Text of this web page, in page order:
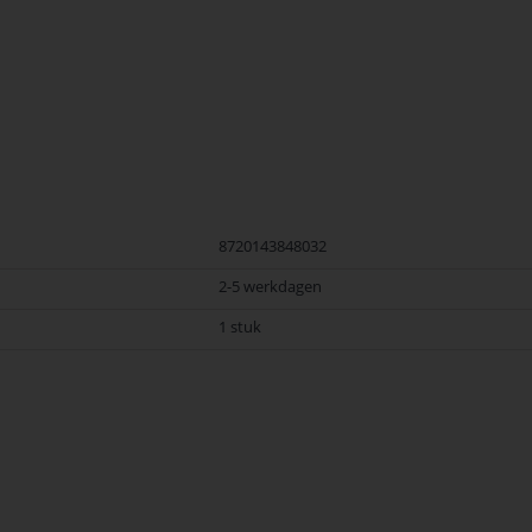
8720143848032
2-5 werkdagen
1 stuk